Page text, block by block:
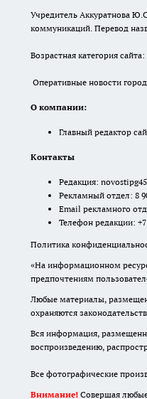
Учредитель Аккуратнова
коммуникаций. Перевод
Возрастная категория сайта:
Оперативные новости
О компании:
Главный редактор
Контакты
Редакция:
Рекламный отдел: 8
Email рекламного
Телефон редакции: +7
Политика
«На информационном
предпочтениям
Любые материалы,
охраняются
Вся информация,
воспроизведению,
Все фотографические
Внимание! Совершая любые